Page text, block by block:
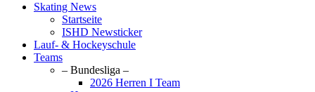
Skating News
Startseite
ISHD Newsticker
Lauf- & Hockeyschule
Teams
– Bundesliga –
2026 Herren I Team